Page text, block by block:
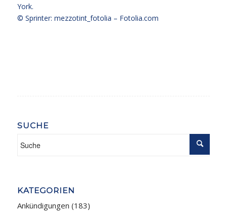
York.
© Sprinter: mezzotint_fotolia – Fotolia.com
SUCHE
KATEGORIEN
Ankündigungen (183)